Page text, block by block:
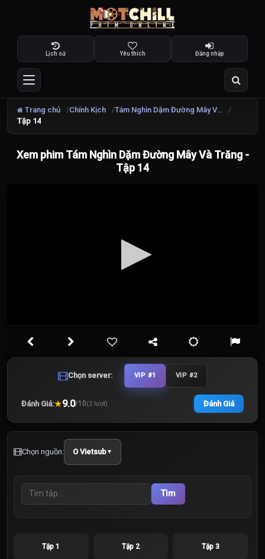
Lịch sử Yêu thích Đăng nhập
Trang chủ Chính Kịch
Tám Nghìn Dặm Đường Mây Và Trăng
Tập 14
Xem phim Tám Nghìn Dặm Đường Mây Và Trăng -
Tập 14
Chọn server: VIP #1 VIP #2
Đánh Giá:★9.0/10(2 lượt) Đánh Giá
Chọn nguồn: O Vietsub▼
Tìm
Tập 1 Tập 2 Tập 3